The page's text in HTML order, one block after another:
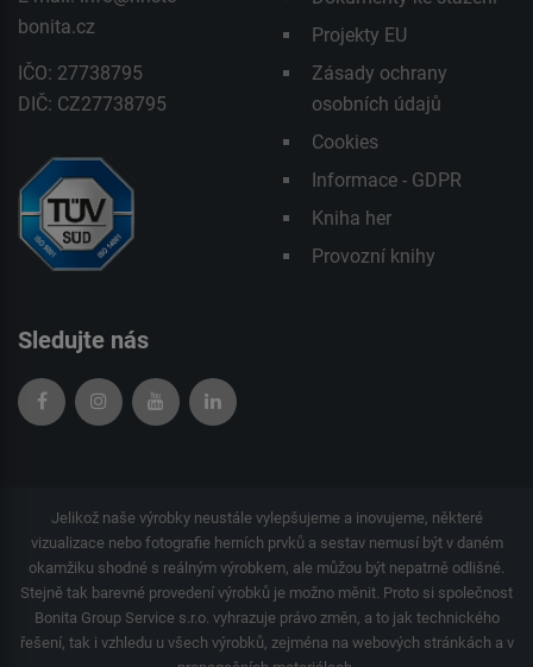
bonita.cz
IČO: 27738795
DIČ: CZ27738795
Projekty EU
Zásady ochrany
osobních údajů
Cookies
Informace - GDPR
Kniha her
Provozní knihy
Sledujte nás
Jelikož naše výrobky neustále vylepšujeme a inovujeme, některé
vizualizace nebo fotografie herních prvků a sestav nemusí být v daném
okamžiku shodné s reálným výrobkem, ale můžou být nepatrně odlišné.
Stejně tak barevné provedení výrobků je možno měnit. Proto si společnost
Bonita Group Service s.r.o. vyhrazuje právo změn, a to jak technického
řešení, tak i vzhledu u všech výrobků, zejména na webových stránkách a v